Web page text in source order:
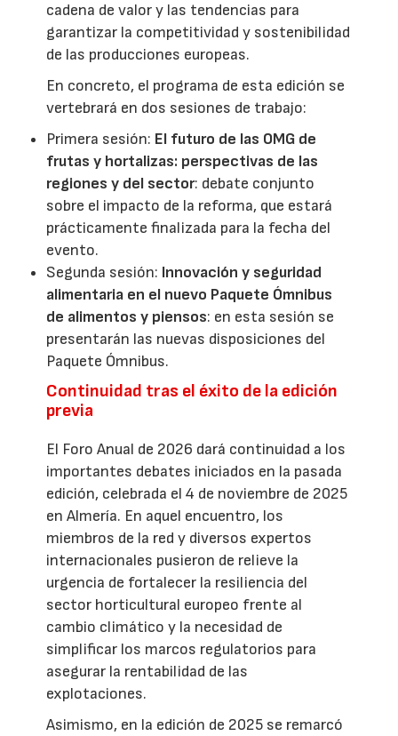
cadena de valor y las tendencias para
garantizar la competitividad y sostenibilidad
de las producciones europeas.
En concreto, el programa de esta edición se
vertebrará en dos sesiones de trabajo:
Primera sesión: El futuro de las OMG de
frutas y hortalizas: perspectivas de las
regiones y del sector: debate conjunto
sobre el impacto de la reforma, que estará
prácticamente finalizada para la fecha del
evento.
Segunda sesión: Innovación y seguridad
alimentaria en el nuevo Paquete Ómnibus
de alimentos y piensos: en esta sesión se
presentarán las nuevas disposiciones del
Paquete Ómnibus.
Continuidad tras el éxito de la edición
previa
El Foro Anual de 2026 dará continuidad a los
importantes debates iniciados en la pasada
edición, celebrada el 4 de noviembre de 2025
en Almería. En aquel encuentro, los
miembros de la red y diversos expertos
internacionales pusieron de relieve la
urgencia de fortalecer la resiliencia del
sector horticultural europeo frente al
cambio climático y la necesidad de
simplificar los marcos regulatorios para
asegurar la rentabilidad de las
explotaciones.
Asimismo, en la edición de 2025 se remarcó